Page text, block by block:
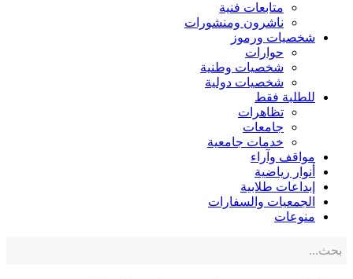
متابعات فنية
ناشرون ومنشورات
شخصيات ورموز
حوارات
شخصيات وطنية
شخصيات دولية
للطلبة فقط
تظاهرات
جامعات
خدمات جامعية
مواقف وآراء
أنوار رياضية
إبداعات طلابية
الجمعيات والسفارات
منوعات